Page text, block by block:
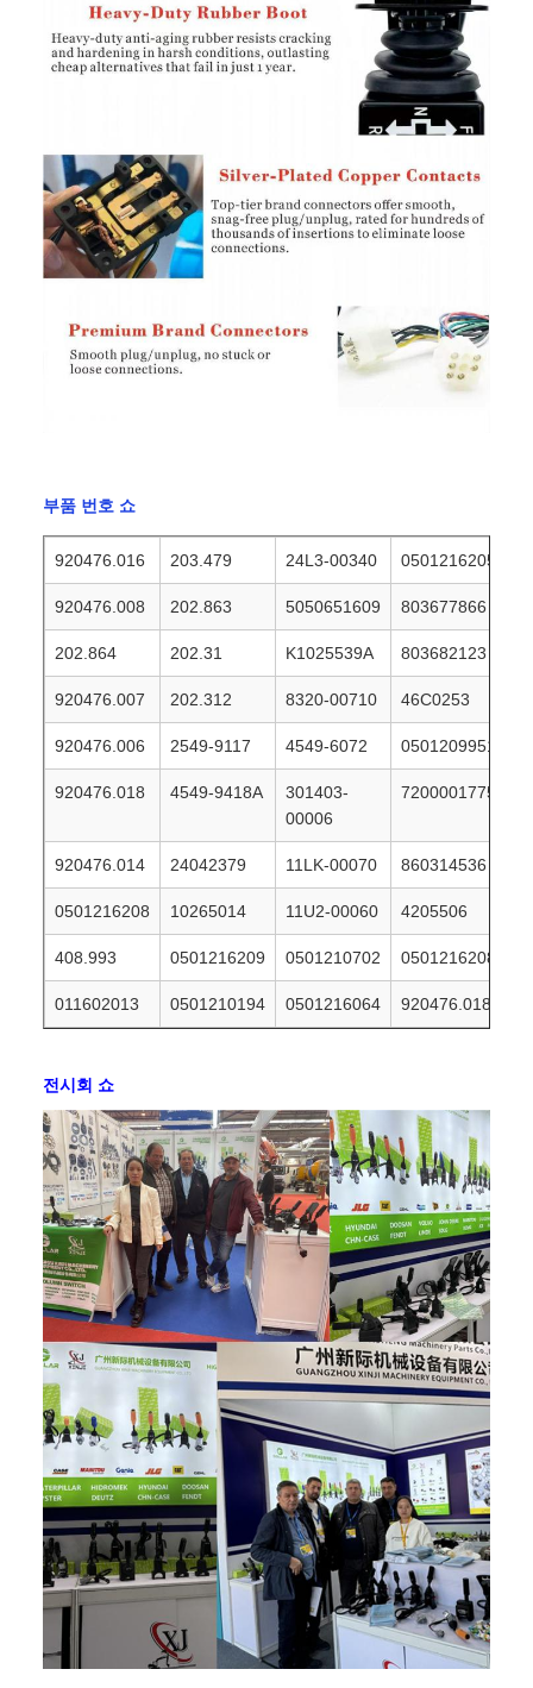
부품 번호 쇼
920476.016 203.479 24L3-00340 0501216205
920476.008 202.863 5050651609 803677866
202.864 202.31 K1025539A 803682123
920476.007 202.312 8320-00710 46C0253
920476.006 2549-9117 4549-6072 0501209951
920476.018 4549-9418A
301403-
00006
7200001775
920476.014 24042379 11LK-00070 860314536
0501216208 10265014 11U2-00060 4205506
408.993 0501216209 0501210702 0501216208
011602013 0501210194 0501216064 920476.018
전시회 쇼